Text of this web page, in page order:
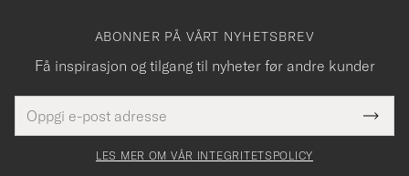
ABONNER PÅ VÅRT NYHETSBREV
Få inspirasjon og tilgang til nyheter før andre kunder
postadresse
felt
Tack
för
LES MER OM VÅR INTEGRITETSPOLICY